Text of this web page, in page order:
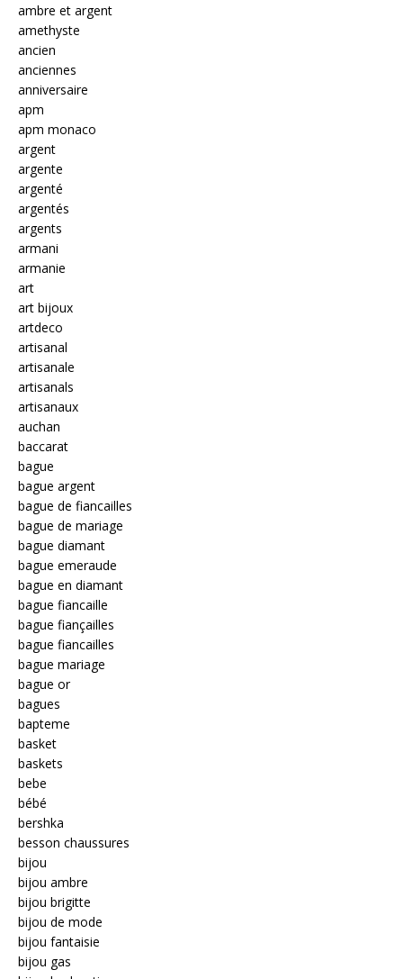
ambre et argent
amethyste
ancien
anciennes
anniversaire
apm
apm monaco
argent
argente
argenté
argentés
argents
armani
armanie
art
art bijoux
artdeco
artisanal
artisanale
artisanals
artisanaux
auchan
baccarat
bague
bague argent
bague de fiancailles
bague de mariage
bague diamant
bague emeraude
bague en diamant
bague fiancaille
bague fiançailles
bague fiancailles
bague mariage
bague or
bagues
bapteme
basket
baskets
bebe
bébé
bershka
besson chaussures
bijou
bijou ambre
bijou brigitte
bijou de mode
bijou fantaisie
bijou gas